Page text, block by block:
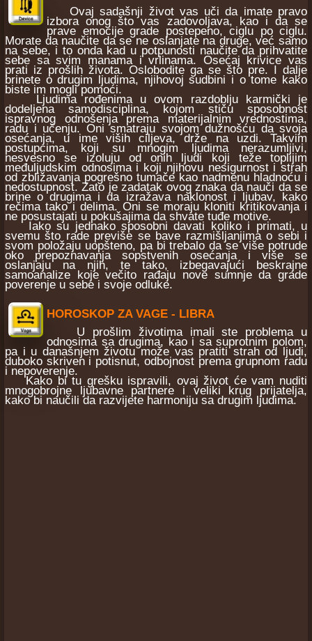
Ovaj sadašnji život vas uči da imate pravo
izbora onog što vas zadovoljava, kao i da se
prave emocije grade postepeno, ciglu po ciglu.
Morate da naučite da se ne oslanjate na druge, već samo
na sebe, i to onda kad u potpunosti naučite da prihvatite
sebe sa svim manama i vrlinama. Osećaj krivice vas
prati iz prošlih života. Oslobodite ga se što pre. I dalje
brinete o drugim ljudima, njihovoj sudbini i o tome kako
biste im mogli pomoći.
Ljudima rođenima u ovom razdoblju karmički je
dodeljena samodisciplina, kojom stiču sposobnost
ispravnog odnošenja prema materijalnim vrednostima,
radu i učenju. Oni smatraju svojom dužnošću da svoja
osećanja, u ime viših ciljeva, drže na uzdi. Takvim
postupcima, koji su mnogim ljudima nerazumljivi,
nesvesno se izoluju od onih ljudi koji teže toplijim
međuljudskim odnosima i koji njihovu nesigurnost i strah
od zbližavanja pogrešno tumače kao nadmenu hladnoću i
nedostupnost. Zato je zadatak ovog znaka da nauči da se
brine o drugima i da izražava naklonost i ljubav, kako
rečima tako i delima. Oni se moraju kloniti kritikovanja i
ne posustajati u pokušajima da shvate tuđe motive.
Iako su jednako sposobni davati koliko i primati, u
svemu što rade previše se bave razmišljanjima o sebi i
svom položaju uopšteno, pa bi trebalo da se više potrude
oko prepoznavanja sopstvenih osećanja i više se
oslanjaju na njih, te tako, izbegavajući beskrajne
samoanalize koje večito rađaju nove sumnje da grade
poverenje u sebe i svoje odluke.
HOROSKOP ZA VAGE - LIBRA
U prošlim životima imali ste problema u
odnosima sa drugima, kao i sa suprotnim polom,
pa i u današnjem životu može vas pratiti strah od ljudi,
duboko skriven i potisnut, odbojnost prema grupnom radu
i nepoverenje.
Kako bi tu grešku ispravili, ovaj život će vam nuditi
mnogobrojne ljubavne partnere i veliki krug prijatelja,
kako bi naučili da razvijete harmoniju sa drugim ljudima.